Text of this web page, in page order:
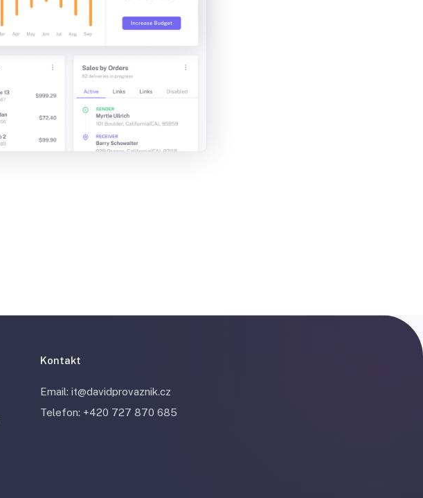
Kontakt
Email: it@davidprovaznik.cz
Telefon: +420 727 870 685